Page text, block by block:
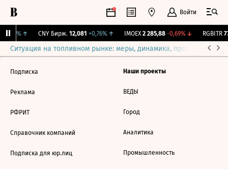
Войти
+0,18%↑ CNY Бирж. 12,081 +0,76%↑ IMOEX 2 285,88 -0,69%↓ RGBITR
Ситуация на топливном рынке: меры, динамика, прогнозы
Подписка
Реклама
РФРИТ
Справочник компаний
Подписка для юр.лиц
Наши проекты
ВЕДЫ
Город
Аналитика
Промышленность